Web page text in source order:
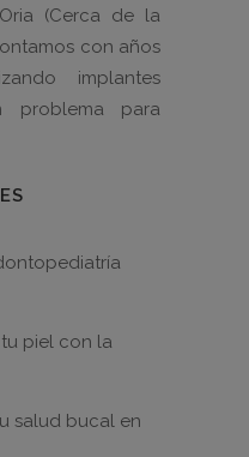
(Cerca de la
con años
implantes
problema para
piel con la
salud bucal en